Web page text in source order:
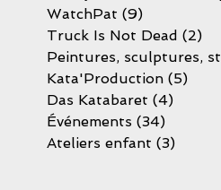
WatchPat (9)
Truck Is Not Dead (2)
Peintures, sculptures,
Kata'Production (5)
Das Katabaret (4)
Événements (34)
Ateliers enfant (3)